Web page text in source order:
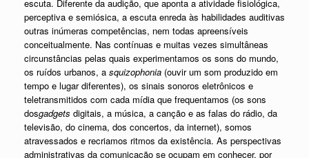
escuta. Diferente da audição, que aponta a atividade fisiológica,
perceptiva e semiósica, a escuta enreda às habilidades auditivas
outras inúmeras competências, nem todas apreensíveis
conceitualmente. Nas contínuas e muitas vezes simultâneas
circunstâncias pelas quais experimentamos os sons do mundo,
os ruídos urbanos, a squizophonia (ouvir um som produzido em
tempo e lugar diferentes), os sinais sonoros eletrônicos e
teletransmitidos com cada mídia que frequentamos (os sons
dosgadgets digitais, a música, a canção e as falas do rádio, da
televisão, do cinema, dos concertos, da internet), somos
atravessados e recriamos ritmos da existência. As perspectivas
administrativas da comunicação se ocupam em conhecer, por